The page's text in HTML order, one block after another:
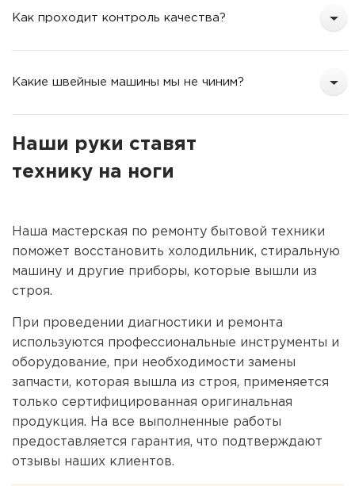
Как проходит контроль качества?
Какие швейные машины мы не чиним?
Наши руки ставят
технику на ноги
Наша мастерская по ремонту бытовой техники
поможет восстановить холодильник, стиральную
машину и другие приборы, которые вышли из
строя.
При проведении диагностики и ремонта
используются профессиональные инструменты и
оборудование, при необходимости замены
запчасти, которая вышла из строя, применяется
только сертифицированная оригинальная
продукция. На все выполненные работы
предоставляется гарантия, что подтверждают
отзывы наших клиентов.